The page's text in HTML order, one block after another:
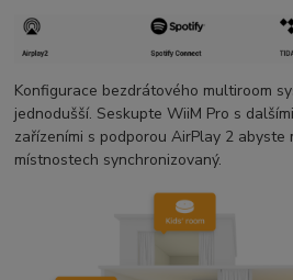
Konfigurace bezdrátového multiroom
jednodušší. Seskupte WiiM Pro s
zařízeními s podporou AirPlay 2 abyste
místnostech synchronizovaný.